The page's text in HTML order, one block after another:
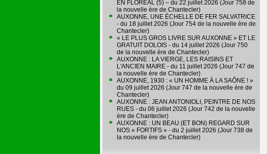
EN FLORÉAL (5) – du 22 juillet 2026 (Jour 758 de
la nouvelle ère de Chantecler)
AUXONNE, UNE ÉCHELLE DE FER SALVATRICE
- du 18 juillet 2026 (Jour 754 de la nouvelle ère de
Chantecler)
« LE PLUS GROS LIVRE SUR AUXONNE » ET LE
GRATUIT DOLOIS - du 14 juillet 2026 (Jour 750
de la nouvelle ère de Chantecler)
AUXONNE : LA VIERGE, LES RAISINS ET
L'ANCIEN MAIRE - du 11 juillet 2026 (Jour 747 de
la nouvelle ère de Chantecler)
AUXONNE, 1930 : « UN HOMME À LA SAÔNE ! »
du 09 juillet 2026 (Jour 747 de la nouvelle ère de
Chantecler)
AUXONNE : JEAN ANTONIOLI, PEINTRE DE NOS
RUES - du 06 juillet 2026 (Jour 742 de la nouvelle
ère de Chantecler)
AUXONNE : UN BEAU (ET BON) REGARD SUR
NOS « FORTIFS » - du 2 juillet 2026 (Jour 738 de
la nouvelle ère de Chantecler)